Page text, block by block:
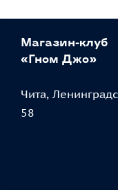
Магазин-клуб
«Гном Джо»
Чита,
58